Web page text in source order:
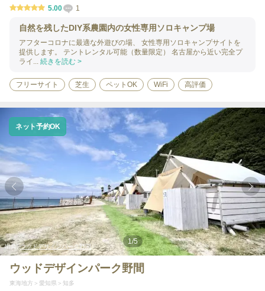
5.00 1
自然を残したDIY系農園内の女性専用ソロキャンプ場
アフターコロナに最適な外遊びの場、 女性専用ソロキャンプサイトを
提供します。 テントレンタル可能（数量限定） 名古屋から近い完全プ
ライ... 続きを読む >
フリーサイト 芝生 ペットOK WiFi 高評価
出典:ウッドデザインパーク野間
1/5
ネット予約OK
ウッドデザインパーク野間
東海地方 愛知県 知多